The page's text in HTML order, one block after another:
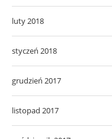
luty 2018
styczeń 2018
grudzień 2017
listopad 2017